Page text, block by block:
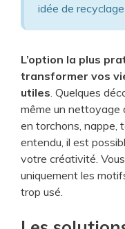
idée de
L’option la plus
transformer vos
utiles. Quelques
même un nettoyage
en torchons, nappe,
entendu, il est
votre créativité.
uniquement les
trop usé.